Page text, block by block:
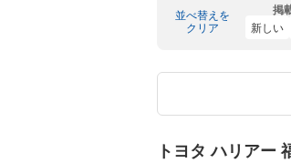
並べ替えを
クリア
掲
新しい
トヨタ ハリアー